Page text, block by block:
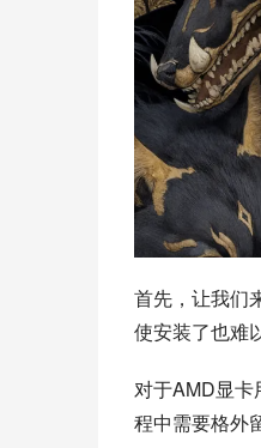
首先，让我们
使安装了也难
对于AMD显卡
程中需要格外